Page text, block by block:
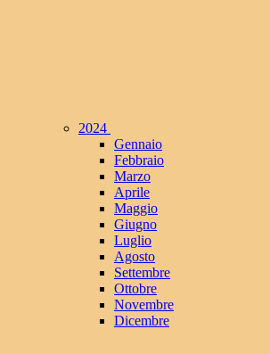
2024
Gennaio
Febbraio
Marzo
Aprile
Maggio
Giugno
Luglio
Agosto
Settembre
Ottobre
Novembre
Dicembre